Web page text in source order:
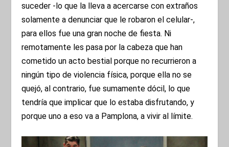
suceder -lo que la lleva a acercarse con extraños
solamente a denunciar que le robaron el celular-,
para ellos fue una gran noche de fiesta. Ni
remotamente les pasa por la cabeza que han
cometido un acto bestial porque no recurrieron a
ningún tipo de violencia física, porque ella no se
quejó, al contrario, fue sumamente dócil, lo que
tendría que implicar que lo estaba disfrutando, y
porque uno a eso va a Pamplona, a vivir al límite.